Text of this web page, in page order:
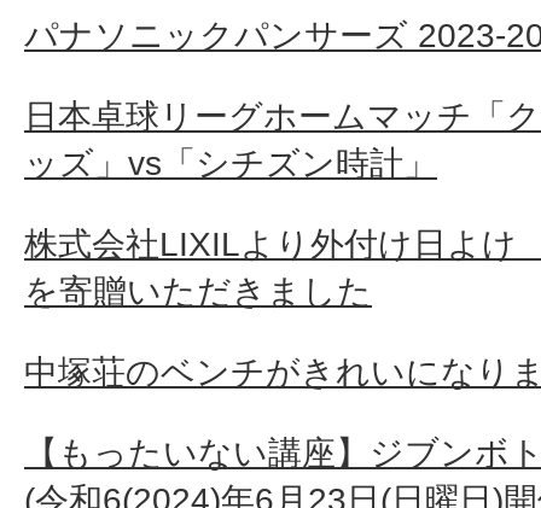
パナソニックパンサーズ 2023-
日本卓球リーグホームマッチ「
ッズ」vs「シチズン時計」
株式会社LIXILより外付け日よけ
を寄贈いただきました
中塚荘のベンチがきれいになり
【もったいない講座】ジブンボ
(令和6(2024)年6月23日(日曜日)